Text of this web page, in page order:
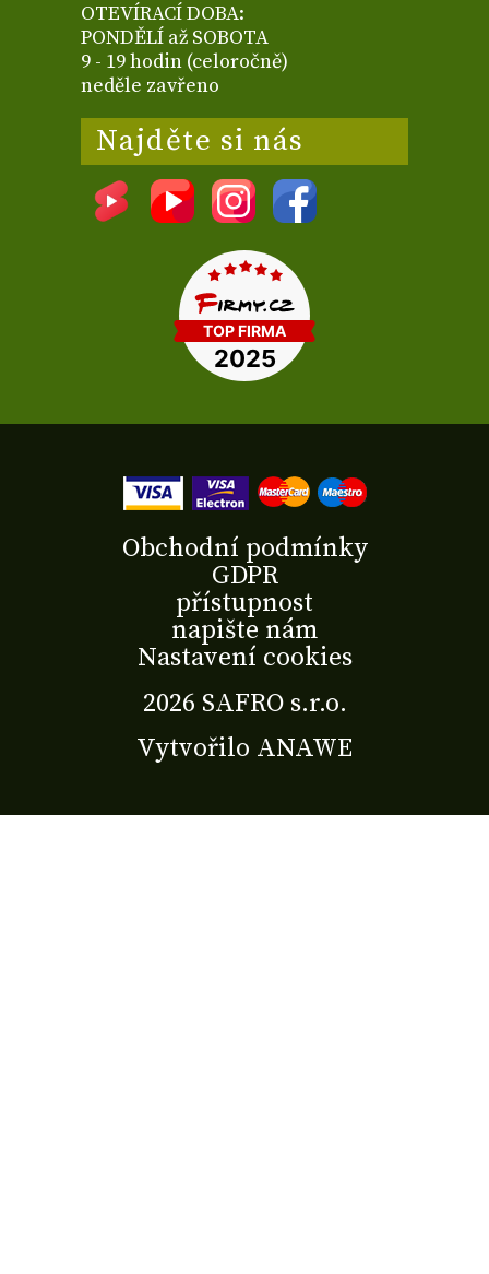
OTEVÍRACÍ DOBA:
PONDĚLÍ až SOBOTA
9 - 19 hodin (celoročně)
neděle zavřeno
Najděte si nás
2026 SAFRO s.r.o.
Vytvořilo ANAWE
Obchodní podmínky
GDPR
přístupnost
napište nám
Nastavení cookies